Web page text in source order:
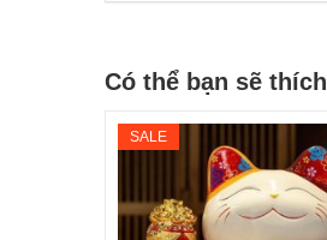
Có thể bạn sẽ thích
SALE